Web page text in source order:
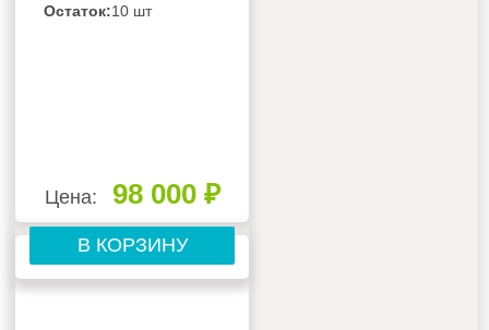
Остаток:10 шт
Цена: 98 000 ₽
В КОРЗИНУ